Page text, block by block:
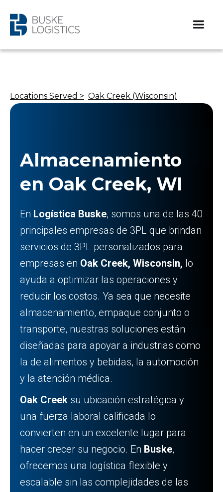
Locations Served > Oak Creek (Wisconsin)
Almacenamiento
en Oak Creek, WI
En Logística Buske, somos una de las 40
principales empresas de 3PL que brindan
servicios de 3PL personalizados para
empresas en Oak Creek, Wisconsin, lo
ayuda a optimizar las operaciones y
reducir los costos. Ya sea que necesite
almacenamiento, empaque conjunto o
transporte, nuestras soluciones están
diseñadas para apoyar a industrias como
la de alimentos y bebidas, la automoción
y la atención médica.
Oak Creek su ubicación estratégica y
una fuerza laboral calificada lo
convierten en un excelente lugar para
hacer crecer su negocio. En Buske,
ofrecemos una logística flexible y
escalable sin las complejidades de las